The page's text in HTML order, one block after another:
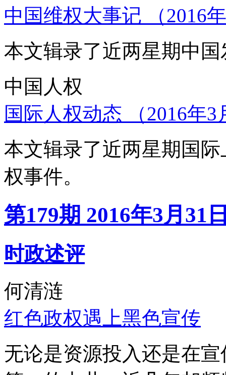
中国维权大事记 （2016
本文辑录了近两星期中
中国人权
国际人权动态 （2016年
本文辑录了近两星期国
权事件。
第179期 2016年3月31
时政述评
何清涟
红色政权遇上黑色宣传
无论是资源投入还是在